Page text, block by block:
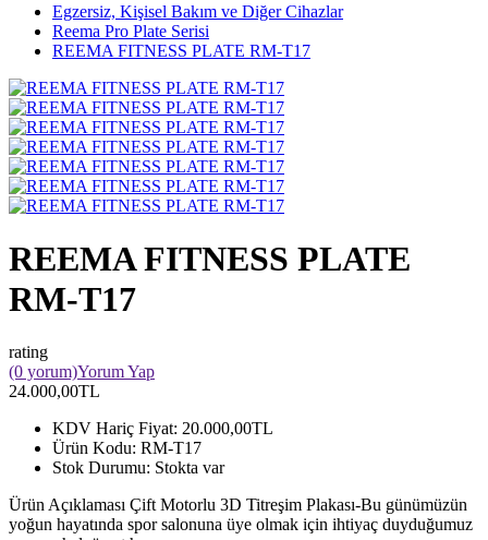
Egzersiz, Kişisel Bakım ve Diğer Cihazlar
Reema Pro Plate Serisi
REEMA FITNESS PLATE RM-T17
REEMA FITNESS PLATE
RM-T17
rating
(0 yorum)Yorum Yap
24.000,00TL
KDV Hariç Fiyat: 20.000,00TL
Ürün Kodu: RM-T17
Stok Durumu: Stokta var
Ürün Açıklaması Çift Motorlu 3D Titreşim Plakası-Bu günümüzün
yoğun hayatında spor salonuna üye olmak için ihtiyaç duyduğumuz